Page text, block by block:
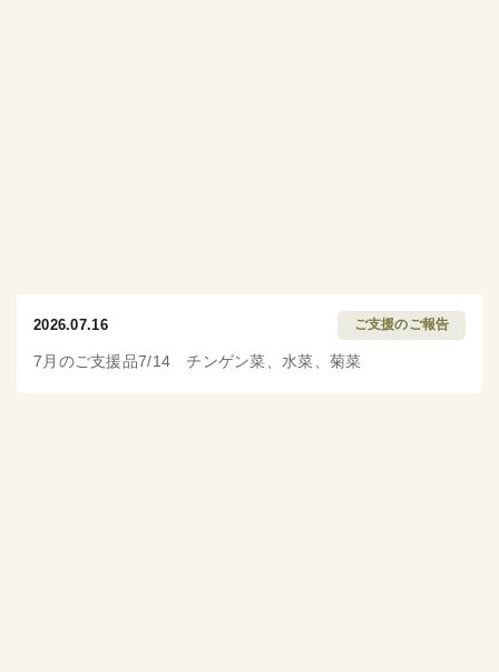
2026.07.16 ご支援のご報告
7月のご支援品7/14 チンゲン菜、水菜、菊菜